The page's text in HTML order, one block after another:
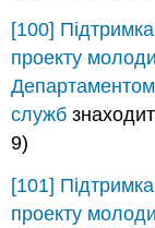
[100] Підтримка
проекту
служб
9)
[101] Підтримка
проекту